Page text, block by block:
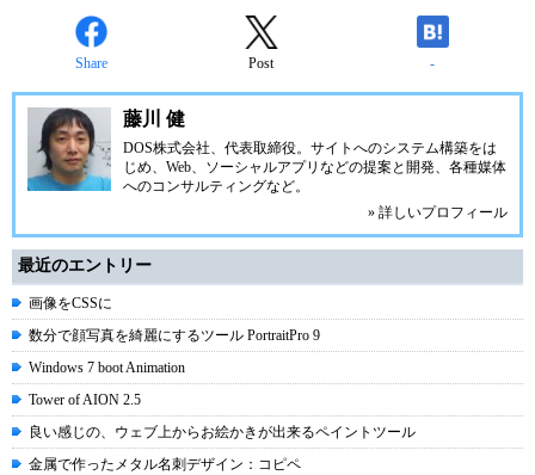
Share Post -
藤川 健
DOS株式会社、代表取締役。サイトへのシステム構築をは
じめ、Web、ソーシャルアプリなどの提案と開発、各種媒体
へのコンサルティングなど。
» 詳しいプロフィール
最近のエントリー
画像をCSSに
数分で顔写真を綺麗にするツール PortraitPro 9
Windows 7 boot Animation
Tower of AION 2.5
良い感じの、ウェブ上からお絵かきが出来るペイントツール
金属で作ったメタル名刺デザイン：コピペ